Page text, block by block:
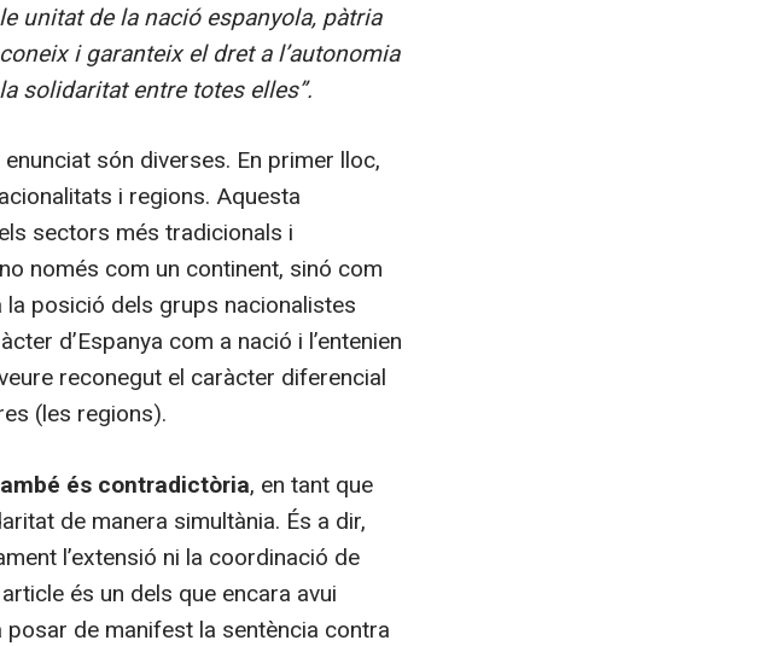
unitat de la nació espanyola, pàtria
i garanteix el dret a l’autonomia
solidaritat entre totes elles”.
enunciat són diverses. En primer lloc,
i regions. Aquesta
sectors més tradicionals i
només com un continent, sinó com
posició dels grups nacionalistes
d’Espanya com a nació i l’entenien
reconegut el caràcter diferencial
(les regions).
és contradictòria, en tant que
de manera simultània. És a dir,
l’extensió ni la coordinació de
és un dels que encara avui
de manifest la sentència contra